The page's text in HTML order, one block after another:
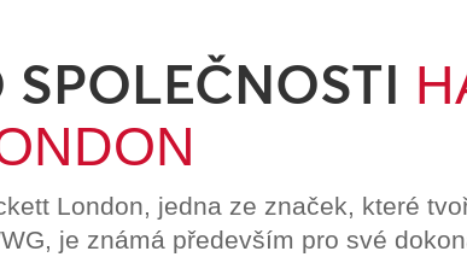
SPOLEČNOSTI
London, jedna ze značek, které
je známá především pro své